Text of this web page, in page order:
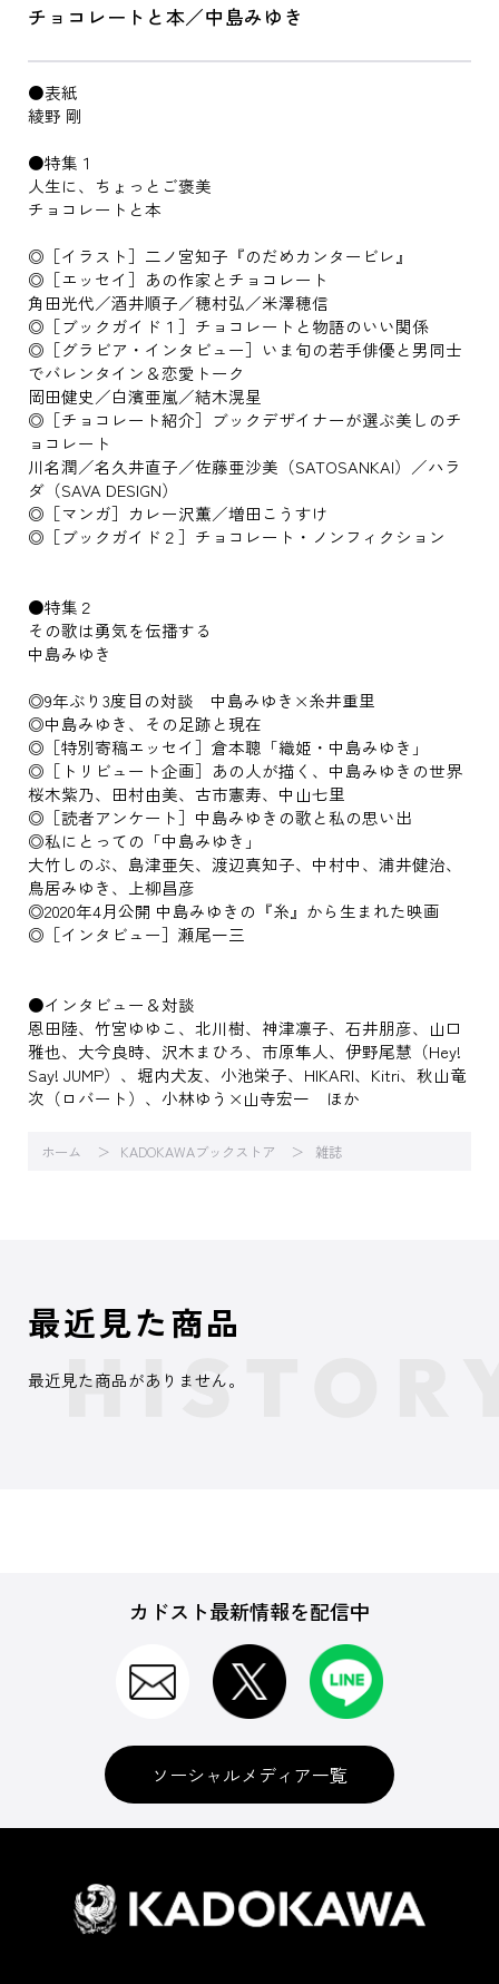
チョコレートと本／中島みゆき
●表紙
綾野 剛
●特集１
人生に、ちょっとご褒美
チョコレートと本
◎［イラスト］二ノ宮知子『のだめカンタービレ』
◎［エッセイ］あの作家とチョコレート
角田光代／酒井順子／穂村弘／米澤穂信
◎［ブックガイド１］チョコレートと物語のいい関係
◎［グラビア・インタビュー］いま旬の若手俳優と男同士
でバレンタイン＆恋愛トーク
岡田健史／白濱亜嵐／結木滉星
◎［チョコレート紹介］ブックデザイナーが選ぶ美しのチ
ョコレート
川名潤／名久井直子／佐藤亜沙美（SATOSANKAI）／ハラ
ダ（SAVA DESIGN）
◎［マンガ］カレー沢薫／増田こうすけ
◎［ブックガイド２］チョコレート・ノンフィクション
●特集２
その歌は勇気を伝播する
中島みゆき
◎9年ぶり3度目の対談 中島みゆき×糸井重里
◎中島みゆき、その足跡と現在
◎［特別寄稿エッセイ］倉本聰「織姫・中島みゆき」
◎［トリビュート企画］あの人が描く、中島みゆきの世界
桜木紫乃、田村由美、古市憲寿、中山七里
◎［読者アンケート］中島みゆきの歌と私の思い出
◎私にとっての「中島みゆき」
大竹しのぶ、島津亜矢、渡辺真知子、中村中、浦井健治、
鳥居みゆき、上柳昌彦
◎2020年4月公開 中島みゆきの『糸』から生まれた映画
◎［インタビュー］瀬尾一三
●インタビュー＆対談
恩田陸、竹宮ゆゆこ、北川樹、神津凛子、石井朋彦、山口
雅也、大今良時、沢木まひろ、市原隼人、伊野尾慧（Hey!
Say! JUMP）、堀内犬友、小池栄子、HIKARI、Kitri、秋山竜
次（ロバート）、小林ゆう×山寺宏一 ほか
ホーム KADOKAWAブックストア 雑誌
最近見た商品
最近見た商品がありません。
カドスト最新情報を配信中
ソーシャルメディア一覧